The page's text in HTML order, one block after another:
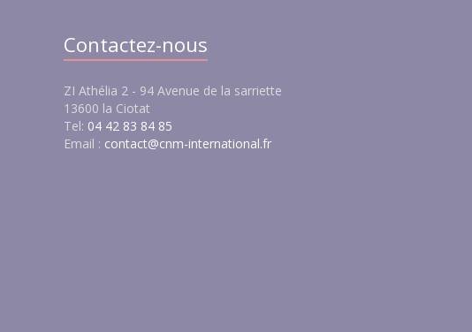
Contactez-nous
ZI Athélia 2 - 94 Avenue de la sarriette
13600 la Ciotat
Tel: 04 42 83 84 85
Email : contact@cnm-international.fr